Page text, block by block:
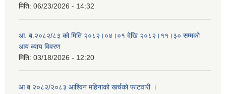
मिति: 06/23/2026 - 14:32
आ. ब.२०८२/८३ को मिति २०८२।०४।०१ देखि २०८२।११।३० सम्मको
आय व्याय विवरण
मिति: 03/18/2026 - 12:20
आ ब २०८२/२०८३ आश्विन महिनाको खर्चको फाटवारी ।